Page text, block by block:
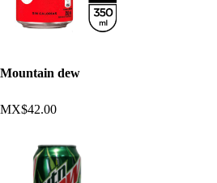
Mountain dew
MX$42.00